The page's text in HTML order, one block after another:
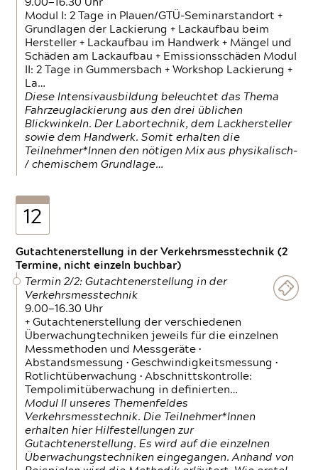
9.00—16.30 Uhr
Modul I: 2 Tage in Plauen/GTÜ-Seminarstandort +
Grundlagen der Lackierung + Lackaufbau beim
Hersteller + Lackaufbau im Handwerk + Mängel und
Schäden am Lackaufbau + Emissionsschäden Modul
II: 2 Tage in Gummersbach + Workshop Lackierung +
La…
Diese Intensivausbildung beleuchtet das Thema
Fahrzeuglackierung aus den drei üblichen
Blickwinkeln. Der Labortechnik, dem Lackhersteller
sowie dem Handwerk. Somit erhalten die
Teilnehmer*Innen den nötigen Mix aus physikalisch-
/ chemischem Grundlage…
12
Gutachtenerstellung in der Verkehrsmesstechnik (2
Termine, nicht einzeln buchbar)
Termin 2/2: Gutachtenerstellung in der
Verkehrsmesstechnik
9.00—16.30 Uhr
+ Gutachtenerstellung der verschiedenen
Überwachungtechniken jeweils für die einzelnen
Messmethoden und Messgeräte •
Abstandsmessung • Geschwindigkeitsmessung •
Rotlichtüberwachung • Abschnittskontrolle:
Tempolimitüberwachung in definierten…
Modul II unseres Themenfeldes
Verkehrsmesstechnik. Die Teilnehmer*Innen
erhalten hier Hilfestellungen zur
Gutachtenerstellung. Es wird auf die einzelnen
Überwachungstechniken eingegangen. Anhand von